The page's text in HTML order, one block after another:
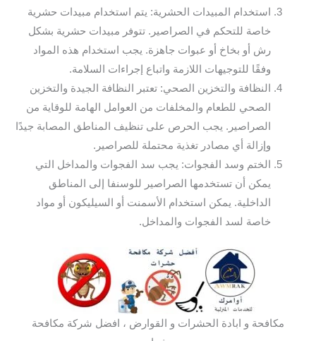
استخدام المبيدات الحشرية: يتم استخدام مبيدات حشرية
خاصة للتحكم في الصراصير. تتوفر مبيدات حشرية بشكل
رش أو بخاخ أو عبوات جاهزة. يجب استخدام هذه المواد
وفقًا للتوجيهات اللازمة واتباع إجراءات السلامة.
النظافة والتخزين الصحي: تعتبر النظافة الجيدة والتخزين
الصحي للطعام والمخلفات من العوامل الهامة للوقاية من
الصراصير. يجب الحرص على تنظيف المناطق المصابة جيدًا
وإزالة أي مصادر تغذية محتملة للصراصير.
الختم وسد الفجوات: يجب سد الفجوات والمداخل التي
يمكن أن تستخدمها الصراصير للوسنفا إلى المناطق
الداخلية. يمكن استخدام الأسمنت أو السيليكون أو مواد
خاصة لسد الفجوات والمداخل.
مكافحة و ابادة الحشرات و القوارض ، افضل شركة مكافحة